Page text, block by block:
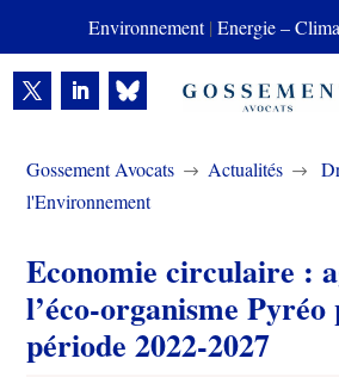
Environnement| Energie –
Gossement Avocats $ Actualités $
l'Environnement
Economie circulaire :
l’éco-organisme
période 2022-2027